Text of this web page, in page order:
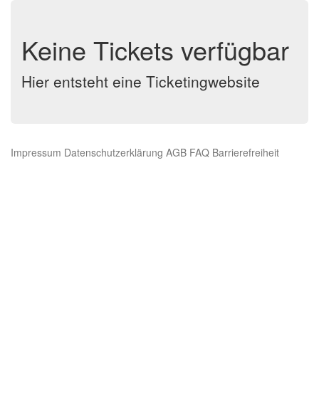
Keine Tickets verfügbar
Hier entsteht eine Ticketingwebsite
Impressum Datenschutzerklärung AGB FAQ Barrierefreiheit